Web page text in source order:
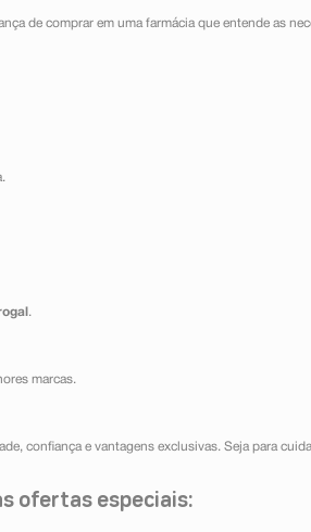
de comprar em uma farmácia que entende as
.
marcas.
confiança e vantagens exclusivas. Seja para
ofertas especiais: